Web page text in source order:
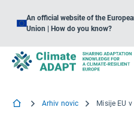
An official website of the
Union | How do you know?
Arhiv novic